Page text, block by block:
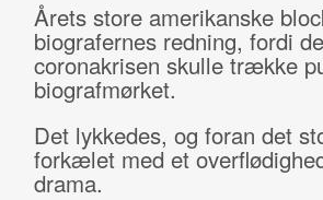
Årets store amerikanske
biografernes redning, fordi
coronakrisen skulle trække
biografmørket.
Det lykkedes, og foran det
forkælet med et
drama.